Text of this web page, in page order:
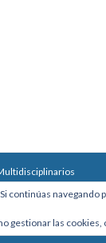
Av. Arce, Edificio
+591 73027636
.
continúas navegando
gestionar las cookies,